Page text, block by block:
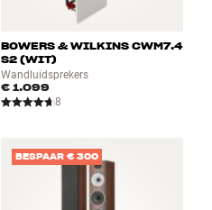
BOWERS & WILKINS CWM7.4
S2 (WIT)
Wandluidsprekers
€ 1.099
8
BESPAAR € 300